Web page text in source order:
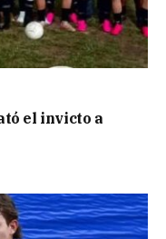
el invicto a